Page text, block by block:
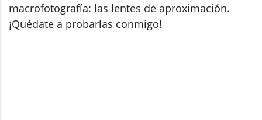
macrofotografía: las lentes de aproximación.
¡Quédate a probarlas conmigo!